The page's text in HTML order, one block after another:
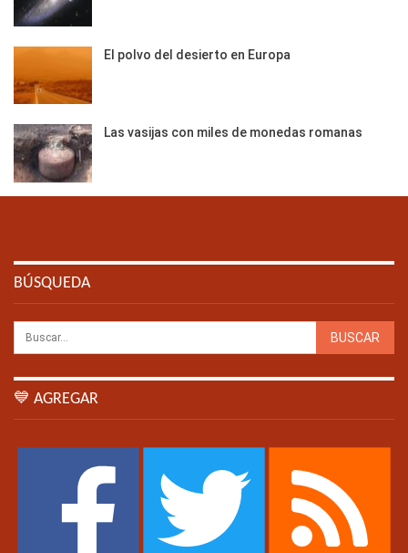
El polvo del desierto en Europa
Las vasijas con miles de monedas romanas
BÚSQUEDA
💙 AGREGAR